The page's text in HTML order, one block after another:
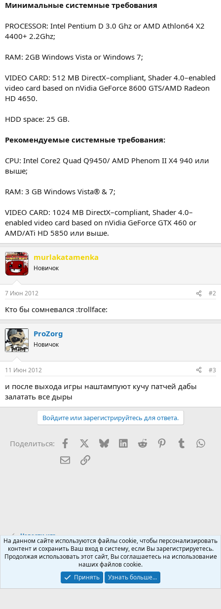
Минимальные системные требования
PROCESSOR: Intel Pentium D 3.0 Ghz or AMD Athlon64 X2
4400+ 2.2Ghz;
RAM: 2GB Windows Vista or Windows 7;
VIDEO CARD: 512 MB DirectX–compliant, Shader 4.0–enabled
video card based on nVidia GeForce 8600 GTS/AMD Radeon
HD 4650.
HDD space: 25 GB.
Рекомендуемые системные требования:
CPU: Intel Core2 Quad Q9450/ AMD Phenom II X4 940 или
выше;
RAM: 3 GB Windows Vista® & 7;
VIDEO CARD: 1024 MB DirectX–compliant, Shader 4.0–
enabled video card based on nVidia GeForce GTX 460 or
AMD/ATi HD 5850 или выше.
murlakatamenka
Новичок
7 Июн 2012 #2
Кто бы сомневался :trollface:
ProZorg
Новичок
11 Июн 2012 #3
и после выхода игры наштампуют кучу патчей дабы
залатать все дыры
Войдите или зарегистрируйтесь для ответа.
Поделиться: FacebookX (Twitter)
BlueskyLinkedInReddit PinterestTumblr
Электронная почта
Ссылка
Новости игр
Russian (RU)
Условия и правила
Политика конфиденциальности
Помощь
На данном сайте используются файлы cookie, чтобы персонализировать
контент и сохранить Ваш вход в систему, если Вы зарегистрируетесь.
Продолжая использовать этот сайт, Вы соглашаетесь на использование
наших файлов cookie.
Принять
Узнать больше...